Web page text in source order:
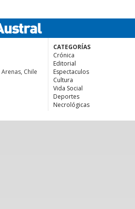
Chile
CATEGORÍAS
Crónica
Editorial
Espectaculos
Cultura
Vida Social
Deportes
Necrológicas